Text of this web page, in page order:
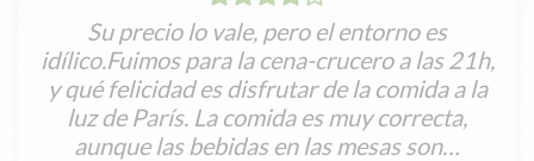
Su precio lo vale, pero el entorno es
idílico.Fuimos para la cena-crucero a las 21h,
y qué felicidad es disfrutar de la comida a la
luz de París. La comida es muy correcta,
aunque las bebidas en las mesas son…